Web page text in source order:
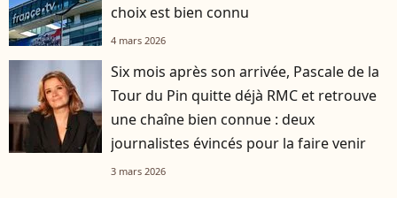
choix est bien connu
4 mars 2026
Six mois après son arrivée, Pascale de la
Tour du Pin quitte déjà RMC et retrouve
une chaîne bien connue : deux
journalistes évincés pour la faire venir
3 mars 2026